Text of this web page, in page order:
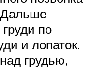
по
и лопаток.
грудью,